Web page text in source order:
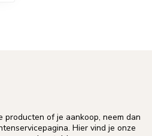
producten of je aankoop, neem dan
Hier vind je onze